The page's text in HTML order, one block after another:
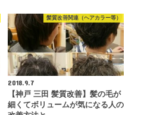
髪質改善関連（ヘアカラー等）
2018.9.7
【神戸 三田 髪質改善】髪の毛が
細くてボリュームが気になる人の